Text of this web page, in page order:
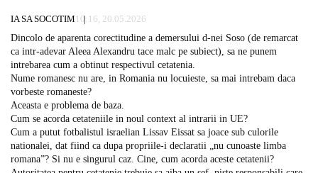
IA SA SOCOTIM 10:16, 20.05.2026
Dincolo de aparenta corectitudine a demersului d-nei Soso (de remarcat
ca intr-adevar Aleea Alexandru tace malc pe subiect), sa ne punem
intrebarea cum a obtinut respectivul cetatenia.
Nume romanesc nu are, in Romania nu locuieste, sa mai intrebam daca
vorbeste romaneste?
Aceasta e problema de baza.
Cum se acorda cetateniile in noul context al intrarii in UE?
Cum a putut fotbalistul israelian Lissav Eissat sa joace sub culorile
nationalei, dat fiind ca dupa propriile-i declaratii „nu cunoaste limba
romana”? Si nu e singurul caz. Cine, cum acorda aceste cetatenii?